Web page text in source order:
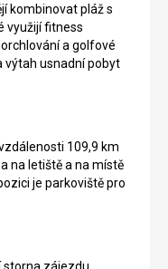
kombinovat pláž s
využijí fitness
a golfové
výtah usnadní pobyt
109,9 km
na letiště a na místě
je parkoviště pro